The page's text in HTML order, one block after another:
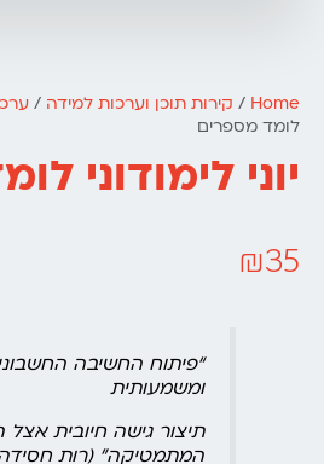
Home
/ קירות תוכן וערכות למידה /
לומד מספרים
יוני לימודוני
₪35
“פיתוח החשיבה
ומשמעותית
תיצור גישה חיובית
המתמטיקה” (רות